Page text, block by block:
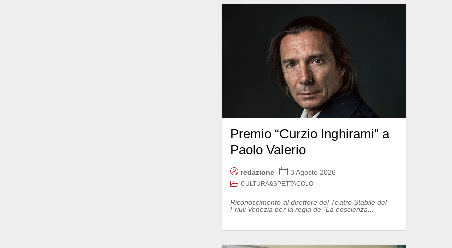
Premio “Curzio Inghirami” a
Paolo Valerio
redazione 3 Agosto 2026
CULTURA&SPETTACOLO
Riconoscimento al direttore del Teatro Stabile del
Friuli Venezia per la regia de “La coscienza...